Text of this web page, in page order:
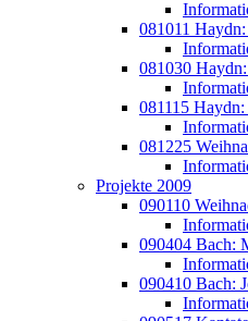
081011
081030
081115 Haydn:
081225
Projekte 2009
090110
090404 Bach:
090410 Bach: